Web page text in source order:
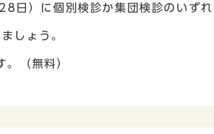
）に個別検診か集団検診のいずれ
しょう。
（無料）